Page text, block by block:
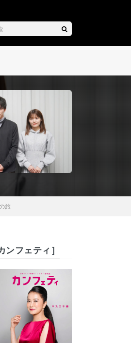
旅
フェティ］